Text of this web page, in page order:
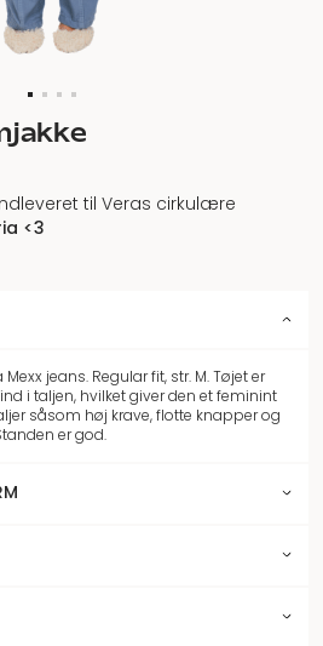
til Veras cirkulære
<3
jeans. Regular fit, str. M. Tøjet er
i taljen, hvilket giver den et feminint
såsom høj krave, flotte knapper og
er god.